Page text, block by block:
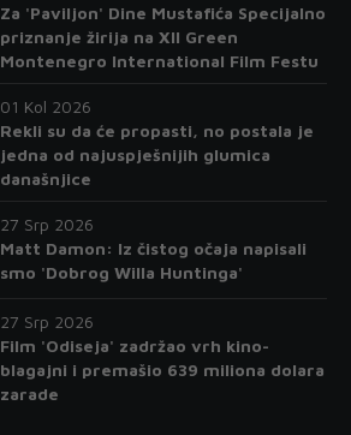
Za 'Paviljon' Dine Mustafića Specijalno
priznanje žirija na XII Green
Montenegro International Film Festu
01 Kol 2026
Rekli su da će propasti, no postala je
jedna od najuspješnijih glumica
današnjice
27 Srp 2026
Matt Damon: Iz čistog očaja napisali
smo 'Dobrog Willa Huntinga'
27 Srp 2026
Film 'Odiseja' zadržao vrh kino-
blagajni i premašio 639 miliona dolara
zarade